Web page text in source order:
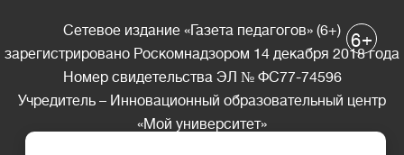
Сетевое издание «Газета педагогов» (6+)
зарегистрировано Роскомнадзором 14 декабря 2018 года
Номер свидетельства ЭЛ № ФС77-74596
Учредитель – Инновационный образовательный центр
«Мой университет»
6+